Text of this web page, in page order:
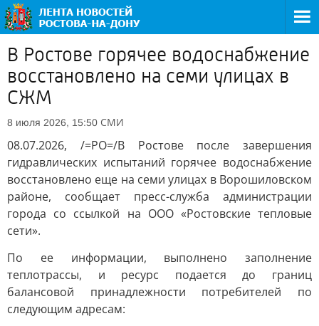
В Ростове горячее водоснабжение
восстановлено на семи улицах в
СЖМ
8 июля 2026, 15:50 СМИ
08.07.2026, /=РО=/В Ростове после завершения
гидравлических испытаний горячее водоснабжение
восстановлено еще на семи улицах в Ворошиловском
районе, сообщает пресс-служба администрации
города со ссылкой на ООО «Ростовские тепловые
сети».
По ее информации, выполнено заполнение
теплотрассы, и ресурс подается до границ
балансовой принадлежности потребителей по
следующим адресам: